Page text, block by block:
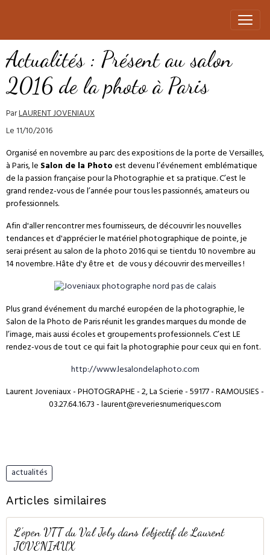
Actualités : Présent au salon
2016 de la photo à Paris
ParLAURENT JOVENIAUX
Le 11/10/2016
Organisé en novembre au parc des expositions de la porte de Versailles,
à Paris, leSalon de la Photoest devenu l’événement emblématique
de la passion française pour la Photographie et sa pratique. C’est le
grand rendez-vous de l’année pour tous les passionnés, amateurs ou
professionnels.
Afin d'aller rencontrer mes fournisseurs, de découvrir les nouvelles
tendances et d'apprécier le matériel photographique de pointe, je
serai présent au salon de la photo 2016 qui se tientdu 10 novembre au
14 novembre. Hâte d'y être et de vous y découvrir des merveilles !
Plus grand événement du marché européen de la photographie, le
Salon de la Photo de Paris réunit les grandes marques du monde de
l’image, mais aussi écoles et groupements professionnels. C’est LE
rendez-vous de tout ce qui fait la photographie pour ceux qui en font.
http://www.lesalondelaphoto.com
Laurent Joveniaux - PHOTOGRAPHE - 2, La Scierie - 59177 - RAMOUSIES -
03.27.64.16.73 - laurent@reveriesnumeriques.com
actualités
Articles similaires
L'open VTT du Val Joly dans l'objectif de Laurent
JOVENIAUX